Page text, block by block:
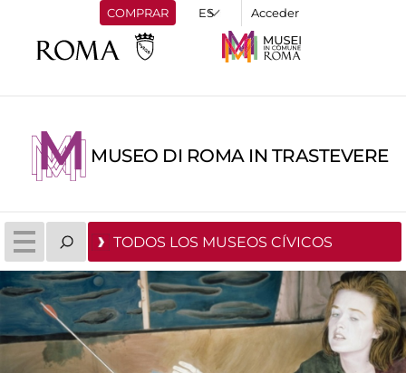
COMPRAR Acceder
MUSEO DI ROMA IN TRASTEVERE
TODOS LOS MUSEOS CÍVICOS